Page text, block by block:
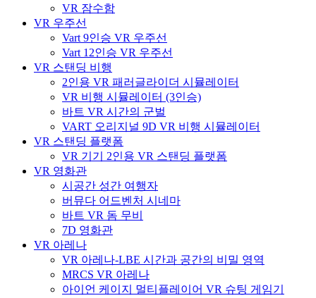
VR 잠수함
VR 우주선
Vart 9인승 VR 우주선
Vart 12인승 VR 우주선
VR 스탠딩 비행
2인용 VR 패러글라이더 시뮬레이터
VR 비행 시뮬레이터 (3인승)
바트 VR 시간의 군벌
VART 오리지널 9D VR 비행 시뮬레이터
VR 스탠딩 플랫폼
VR 기기 2인용 VR 스탠딩 플랫폼
VR 영화관
시공간 성간 여행자
버뮤다 어드벤처 시네마
바트 VR 돔 무비
7D 영화관
VR 아레나
VR 아레나-LBE 시간과 공간의 비밀 영역
MRCS VR 아레나
아이언 케이지 멀티플레이어 VR 슈팅 게임기